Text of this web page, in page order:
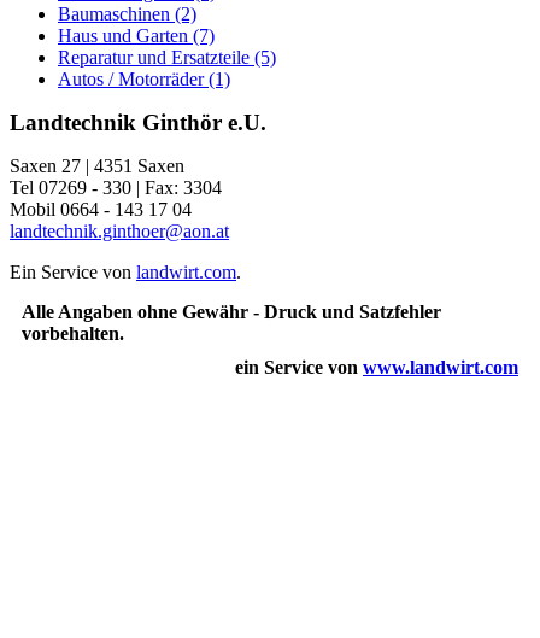
Baumaschinen (2)
Haus und Garten (7)
Reparatur und Ersatzteile (5)
Autos / Motorräder (1)
Landtechnik Ginthör e.U.
Saxen 27 | 4351 Saxen
Tel 07269 - 330 | Fax: 3304
Mobil 0664 - 143 17 04
landtechnik.ginthoer@aon.at
Ein Service von landwirt.com.
Alle Angaben ohne Gewähr - Druck und Satzfehler
vorbehalten.
ein Service von www.landwirt.com